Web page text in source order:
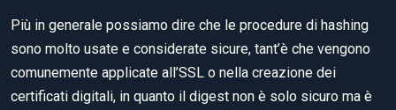
Più in generale possiamo dire che le procedure di hashing
sono molto usate e considerate sicure, tant’è che vengono
comunemente applicate all’SSL o nella creazione dei
certificati digitali, in quanto il digest non è solo sicuro ma è